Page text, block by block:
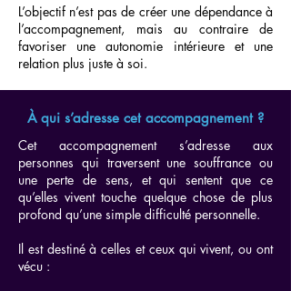
L’objectif n’est pas de créer une dépendance à
l’accompagnement, mais au contraire de
favoriser une autonomie intérieure et une
relation plus juste à soi.
À qui s’adresse cet accompagnement ?
Cet accompagnement s’adresse aux
personnes qui traversent une souffrance ou
une perte de sens, et qui sentent que ce
qu’elles vivent touche quelque chose de plus
profond qu’une simple difficulté personnelle.
Il est destiné à celles et ceux qui vivent, ou ont
vécu :